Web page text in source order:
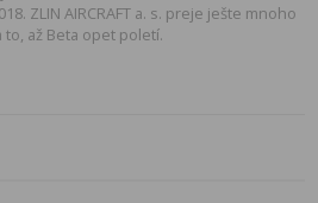
ZLIN AIRCRAFT a. s. preje ješte mnoho
až Beta opet poletí.